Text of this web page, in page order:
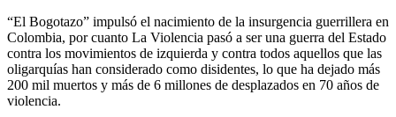
“El Bogotazo” impulsó el nacimiento de la insurgencia guerrillera en
Colombia, por cuanto La Violencia pasó a ser una guerra del Estado
contra los movimientos de izquierda y contra todos aquellos que las
oligarquías han considerado como disidentes, lo que ha dejado más
200 mil muertos y más de 6 millones de desplazados en 70 años de
violencia.